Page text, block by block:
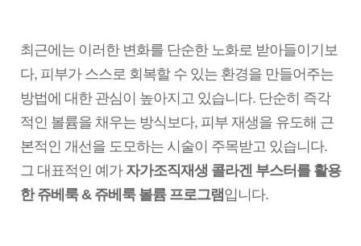
최근에는 이러한 변화를 단순한 노화로 받아들이기보
다, 피부가 스스로 회복할 수 있는 환경을 만들어주는
방법에 대한 관심이 높아지고 있습니다. 단순히 즉각
적인 볼륨을 채우는 방식보다, 피부 재생을 유도해 근
본적인 개선을 도모하는 시술이 주목받고 있습니다.
그 대표적인 예가 자가조직재생 콜라겐 부스터를 활용
한 쥬베룩 & 쥬베룩 볼륨 프로그램 입니다.